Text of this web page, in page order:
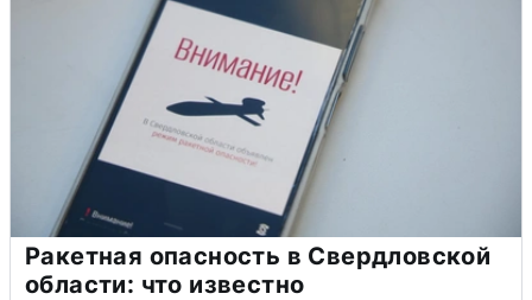
Ракетная опасность в Свердловской
области: что известно